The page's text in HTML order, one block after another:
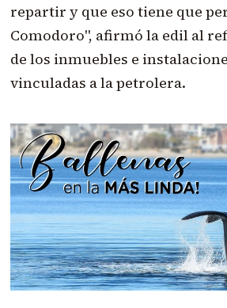
repartir y que eso tiene que
Comodoro", afirmó la edil al
de los inmuebles e
vinculadas a la petrolera.